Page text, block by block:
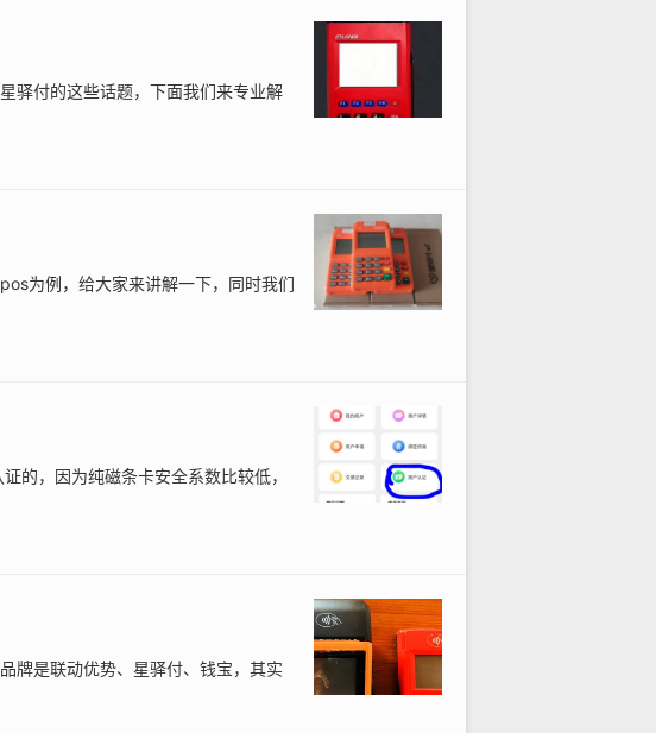
驿付的这些话题，下面我们来专业解
为例，给大家来讲解一下，同时我们
的，因为纯磁条卡安全系数比较低，
牌是联动优势、星驿付、钱宝，其实